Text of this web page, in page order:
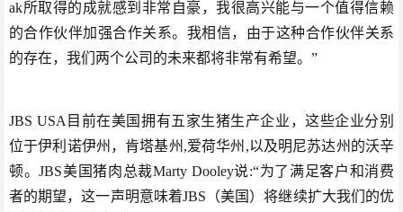
ak所取得的成就感到非常自豪，我很高兴能与一个值得信赖
的合作伙伴加强合作关系。我相信，由于这种合作伙伴关系
的存在，我们两个公司的未来都将非常有希望。”
JBS USA目前在美国拥有五家生猪生产企业，这些企业分别
位于伊利诺伊州，肯塔基州,爱荷华州,以及明尼苏达州的沃辛
顿。JBS美国猪肉总裁Marty Dooley说:“为了满足客户和消费
者的期望，这一声明意味着JBS（美国）将继续扩大我们的优